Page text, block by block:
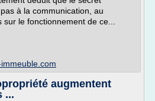
à la communication, au
le fonctionnement de ce...
augmentent
...